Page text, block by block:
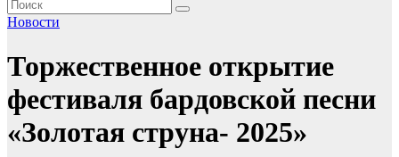
Новости
Торжественное открытие
фестиваля бардовской песни
«Золотая струна- 2025»